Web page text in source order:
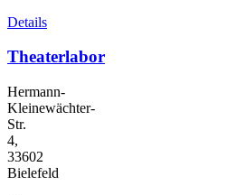
Details
Theaterlabor
Hermann-
Kleinewächter-
Str.
4,
33602
Bielefeld